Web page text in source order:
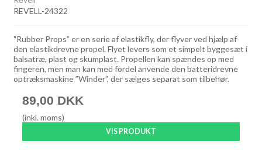
REVELL-24322
"Rubber Props” er en serie af elastikfly, der flyver ved hjælp af
den elastikdrevne propel. Flyet levers som et simpelt byggesæt i
balsatræ, plast og skumplast. Propellen kan spændes op med
fingeren, men man kan med fordel anvende den batteridrevne
optræksmaskine ”Winder”, der sælges separat som tilbehør.
89,00 DKK
(inkl. moms)
VIS PRODUKT